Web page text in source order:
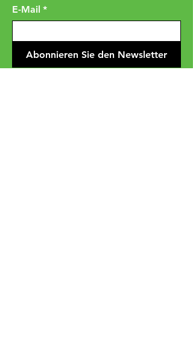
E-Mail *
Abonnieren Sie den Newsletter